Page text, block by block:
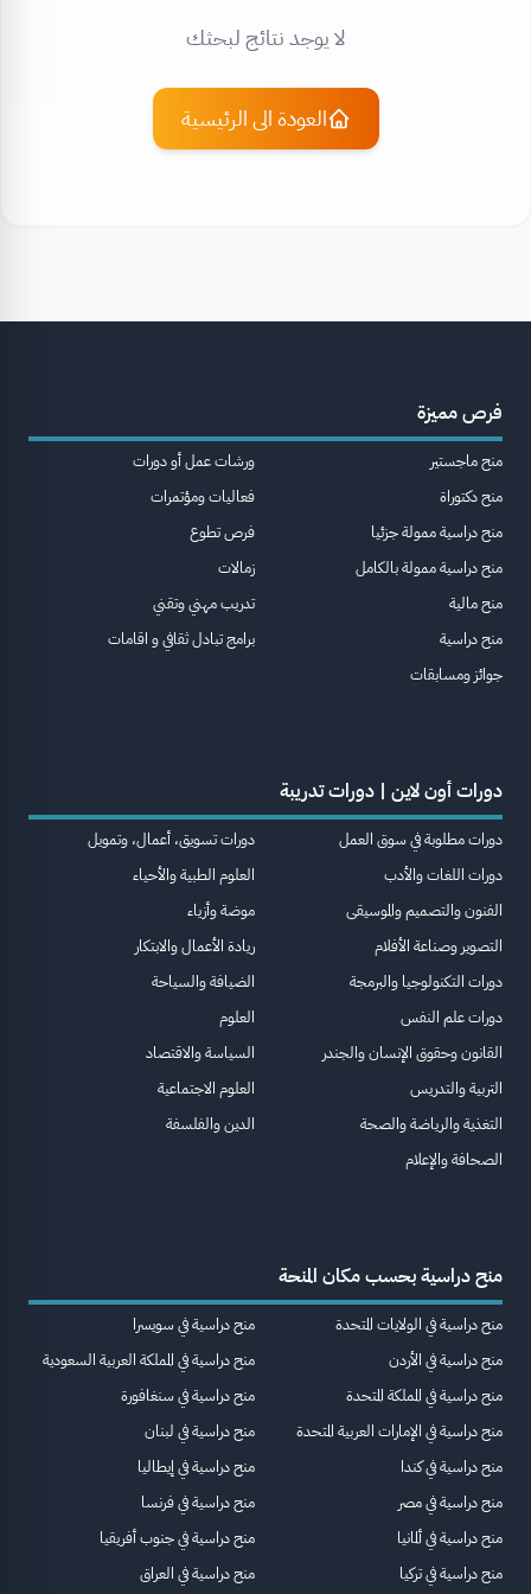
لا يوجد نتائج لبحثك
العودة الى الرئيسية
فرص مميزة
منح ماجستير
منح دكتوراة
منح دراسية ممولة جزئيا
منح دراسية ممولة بالكامل
منح مالية
منح دراسية
جوائز ومسابقات
ورشات عمل أو دورات
فعاليات ومؤتمرات
فرص تطوع
زمالات
تدريب مهني وتقني
برامج تبادل ثقافي و اقامات
دورات أون لاين | دورات تدريبة
دورات مطلوبة في سوق العمل
دورات اللغات والأدب
الفنون والتصميم والموسيقى
التصوير وصناعة الأفلام
دورات التكنولوجيا والبرمجة
دورات علم النفس
القانون وحقوق الإنسان والجندر
التربية والتدريس
التغذية والرياضة والصحة
الصحافة والإعلام
دورات تسويق، أعمال، وتمويل
العلوم الطبية والأحياء
موضة وأزياء
ريادة الأعمال والابتكار
الضيافة والسياحة
العلوم
السياسة والاقتصاد
العلوم الاجتماعية
الدين والفلسفة
منح دراسية بحسب مكان المنحة
منح دراسية في الولايات المتحدة
منح دراسية في الأردن
منح دراسية في المملكة المتحدة
منح دراسية في الإمارات العربية المتحدة
منح دراسية في كندا
منح دراسية في مصر
منح دراسية في ألمانيا
منح دراسية في تركيا
منح دراسية في سويسرا
منح دراسية في المملكة العربية السعودية
منح دراسية في سنغافورة
منح دراسية في لبنان
منح دراسية في إيطاليا
منح دراسية في فرنسا
منح دراسية في جنوب أفريقيا
منح دراسية في العراق